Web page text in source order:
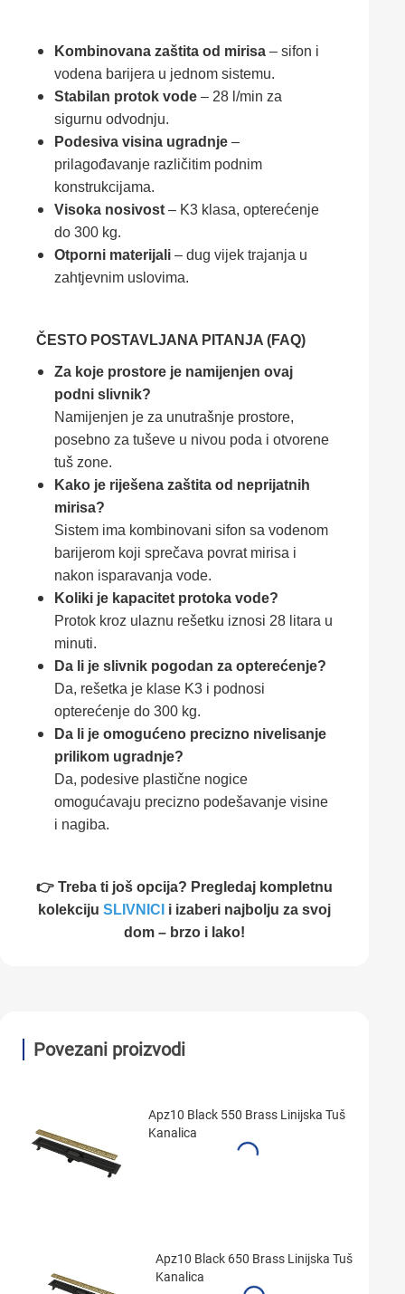
Kombinovana zaštita od mirisa – sifon i
vodena barijera u jednom sistemu.
Stabilan protok vode – 28 l/min za
sigurnu odvodnju.
Podesiva visina ugradnje –
prilagođavanje različitim podnim
konstrukcijama.
Visoka nosivost – K3 klasa, opterećenje
do 300 kg.
Otporni materijali – dug vijek trajanja u
zahtjevnim uslovima.
ČESTO POSTAVLJANA PITANJA (FAQ)
Za koje prostore je namijenjen ovaj
podni slivnik?
Namijenjen je za unutrašnje prostore,
posebno za tuševe u nivou poda i otvorene
tuš zone.
Kako je riješena zaštita od neprijatnih
mirisa?
Sistem ima kombinovani sifon sa vodenom
barijerom koji sprečava povrat mirisa i
nakon isparavanja vode.
Koliki je kapacitet protoka vode?
Protok kroz ulaznu rešetku iznosi 28 litara u
minuti.
Da li je slivnik pogodan za opterećenje?
Da, rešetka je klase K3 i podnosi
opterećenje do 300 kg.
Da li je omogućeno precizno nivelisanje
prilikom ugradnje?
Da, podesive plastične nogice
omogućavaju precizno podešavanje visine
i nagiba.
👉 Treba ti još opcija? Pregledaj kompletnu
kolekciju SLIVNICI i izaberi najbolju za svoj
dom – brzo i lako!
Povezani proizvodi
Apz10 Black 550 Brass Linijska Tuš
Kanalica
Apz10 Black 650 Brass Linijska Tuš
Kanalica